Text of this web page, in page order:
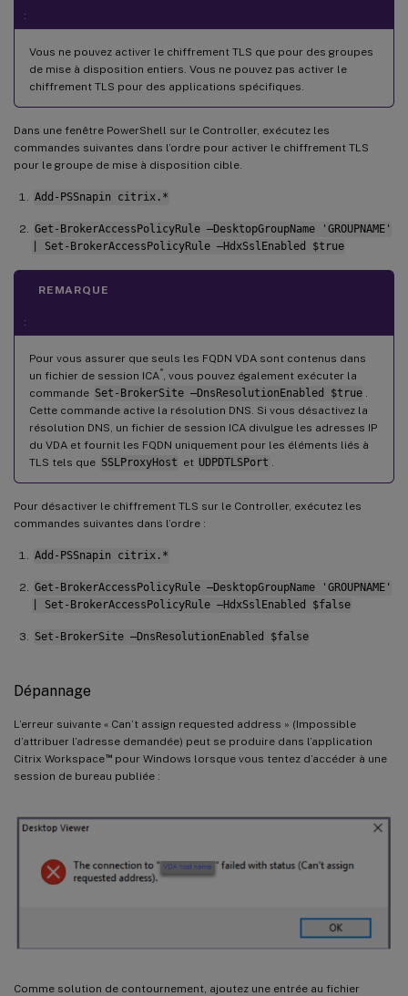
:
Vous ne pouvez activer le chiffrement TLS que pour des groupes
de mise à disposition entiers. Vous ne pouvez pas activer le
chiffrement TLS pour des applications spécifiques.
Dans une fenêtre PowerShell sur le Controller, exécutez les
commandes suivantes dans l’ordre pour activer le chiffrement TLS
pour le groupe de mise à disposition cible.
Add-PSSnapin citrix.*
Get-BrokerAccessPolicyRule –DesktopGroupName 'GROUPNAME'
| Set-BrokerAccessPolicyRule –HdxSslEnabled $true
REMARQUE
:
Pour vous assurer que seuls les FQDN VDA sont contenus dans
un fichier de session ICA®, vous pouvez également exécuter la
commande Set-BrokerSite –DnsResolutionEnabled $true .
Cette commande active la résolution DNS. Si vous désactivez la
résolution DNS, un fichier de session ICA divulgue les adresses IP
du VDA et fournit les FQDN uniquement pour les éléments liés à
TLS tels que SSLProxyHost et UDPDTLSPort .
Pour désactiver le chiffrement TLS sur le Controller, exécutez les
commandes suivantes dans l’ordre :
Add-PSSnapin citrix.*
Get-BrokerAccessPolicyRule –DesktopGroupName 'GROUPNAME'
| Set-BrokerAccessPolicyRule –HdxSslEnabled $false
Set-BrokerSite –DnsResolutionEnabled $false
Dépannage
L’erreur suivante « Can’t assign requested address » (Impossible
d’attribuer l’adresse demandée) peut se produire dans l’application
Citrix Workspace™pour Windows lorsque vous tentez d’accéder à une
session de bureau publiée :
Comme solution de contournement, ajoutez une entrée au fichier